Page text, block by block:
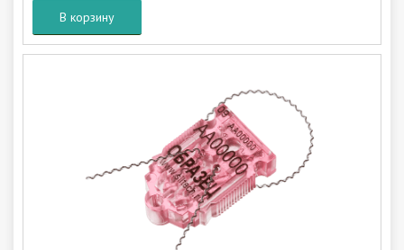
В корзину